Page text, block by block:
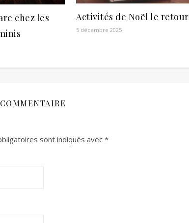
chez les
Activités de Noël le retour
5 décembre 2025
sont indiqués avec*